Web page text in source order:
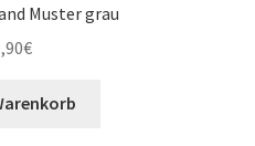
Muster grau
€